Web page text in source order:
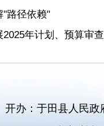
路径依赖"
年计划、预算审
开办：于田县人民政